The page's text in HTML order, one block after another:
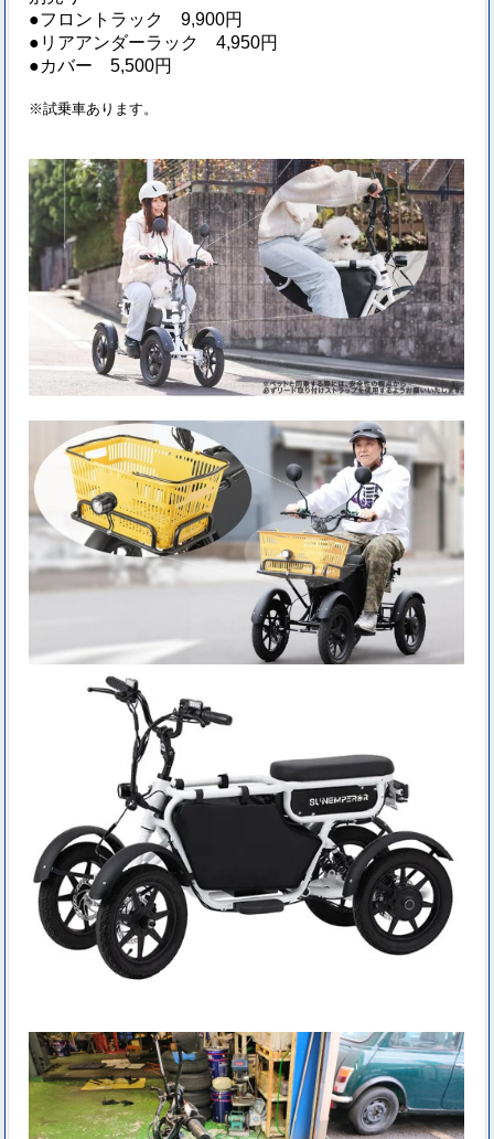
●フロントラック 9,900円
●リアアンダーラック 4,950円
●カバー 5,500円
※試乗車あります。